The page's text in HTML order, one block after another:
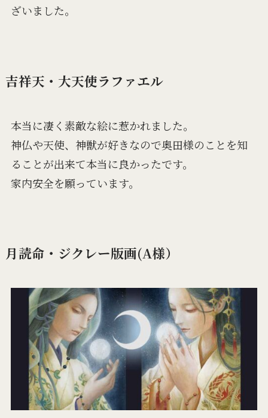
ざいました。
吉祥天・大天使ラファエル
本当に凄く素敵な絵に惹かれました。
神仏や天使、神獣が好きなので奥田様のことを知
ることが出来て本当に良かったです。
家内安全を願っています。
月読命・ジクレー版画(A様）